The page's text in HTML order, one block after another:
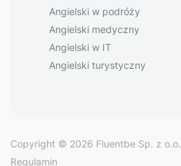
Angielski w podróży
Angielski medyczny
Angielski w IT
Angielski turystyczny
Copyright © 2026 Fluentbe Sp. z o.o.
Regulamin